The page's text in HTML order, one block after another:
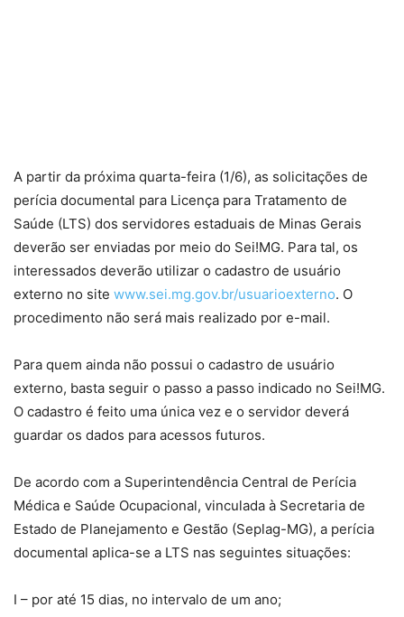
A partir da próxima quarta-feira (1/6), as solicitações de
perícia documental para Licença para Tratamento de
Saúde (LTS) dos servidores estaduais de Minas Gerais
deverão ser enviadas por meio do Sei!MG. Para tal, os
interessados deverão utilizar o cadastro de usuário
externo no site www.sei.mg.gov.br/usuarioexterno. O
procedimento não será mais realizado por e-mail.
Para quem ainda não possui o cadastro de usuário
externo, basta seguir o passo a passo indicado no Sei!MG.
O cadastro é feito uma única vez e o servidor deverá
guardar os dados para acessos futuros.
De acordo com a Superintendência Central de Perícia
Médica e Saúde Ocupacional, vinculada à Secretaria de
Estado de Planejamento e Gestão (Seplag-MG), a perícia
documental aplica-se a LTS nas seguintes situações:
I – por até 15 dias, no intervalo de um ano;